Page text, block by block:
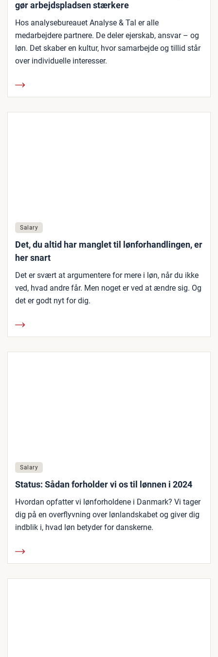
gør arbejdspladsen stærkere
Hos analysebureauet Analyse & Tal er alle
medarbejdere partnere. De deler ejerskab, ansvar – og
løn. Det skaber en kultur, hvor samarbejde og tillid står
over individuelle interesser.
Salary
Det, du altid har manglet til lønforhandlingen, er
her snart
Det er svært at argumentere for mere i løn, når du ikke
ved, hvad andre får. Men noget er ved at ændre sig. Og
det er godt nyt for dig.
Salary
Status: Sådan forholder vi os til lønnen i 2024
Hvordan opfatter vi lønforholdene i Danmark? Vi tager
dig på en overflyvning over lønlandskabet og giver dig
indblik i, hvad løn betyder for danskerne.